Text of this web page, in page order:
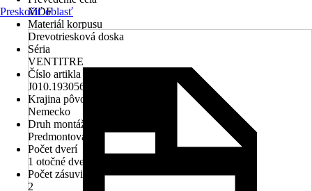
MDF
Materiál korpusu
Drevotriesková doska
Séria
VENTITRE
Číslo artikla výrobcu
J010.193056
Krajina pôvodu
Nemecko
Druh montáže
Predmontovaný
Počet dverí
1 otočné dvere
Počet zásuviek
2
Preskočiť oblasť